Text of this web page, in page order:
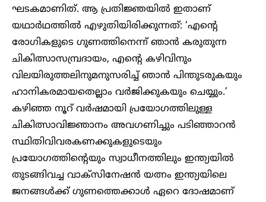
ഘടകമാണിത്. ആ പ്രതിജ്ഞയില്‍ ഇതാണ്
യഥാര്‍ഥത്തില്‍ എഴുതിയിരിക്കുന്നത്: ‘എന്റെ
രോഗികളുടെ ഗുണത്തിനെന്ന് ഞാന്‍ കരുതുന്ന
ചികിത്സാസമ്പ്രദായം, എന്റെ കഴിവിനും
വിലയിരുത്തലിനുമനുസരിച്ച് ഞാന്‍ പിന്തുടരുകയും
ഹാനികരമായതെല്ലാം വര്‍ജിക്കുകയും ചെയ്യും.’
കഴിഞ്ഞ നൂറ് വര്‍ഷമായി പ്രയോഗത്തിലുള്ള
ചികിത്സാവിജ്ഞാനം അവഗണിച്ചും പടിഞ്ഞാറന്‍
സ്ഥിതിവിവരകണക്കുകളുടെയും
പ്രയോഗത്തിന്റെയും സ്വാധീനത്തിലും ഇന്ത്യയില്‍
തുടങ്ങിവച്ച വാക്‌സിനേഷന്‍ യത്നം ഇന്ത്യയിലെ
ജനങ്ങള്‍ക്ക് ഗുണത്തെക്കാള്‍ ഏറെ ദോഷമാണ്